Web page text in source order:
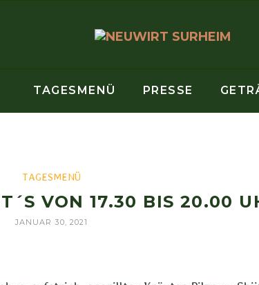
TAGESMENÜ PRESSE
TAGESMENÜ
VON 17.30 BIS 20.00
JANUAR 30, 2021